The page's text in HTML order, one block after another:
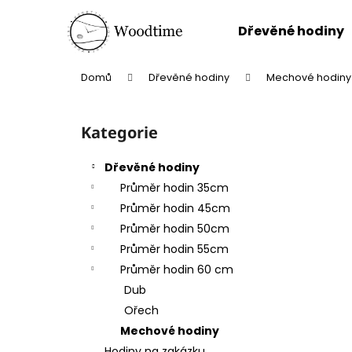
Dřevěné hodiny
Domů Dřevěné hodiny Mechové hodiny
Přeskočit
kategorie
Kategorie
Dřevěné hodiny
Průměr hodin 35cm
Průměr hodin 45cm
Průměr hodin 50cm
Průměr hodin 55cm
Průměr hodin 60 cm
Dub
Ořech
Mechové hodiny
Zpět
obchodu
Zpět
obchodu